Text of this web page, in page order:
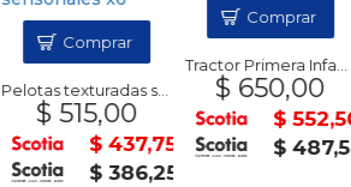
Pelotas texturadas sensoriales x6
$ 515,00
$ 437,75
$ 386,25
Comprar
Tractor Primera Infancia
$ 650,00
$
$
Comprar